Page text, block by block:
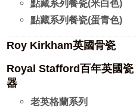
點藏系列餐瓷(米白色)
點藏系列餐瓷(蛋青色)
Roy Kirkham英國骨瓷
Royal Stafford百年英國瓷
器
老英格蘭系列